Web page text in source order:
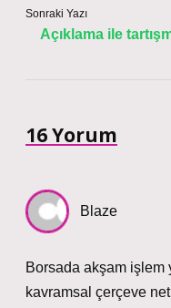
Sonraki Yazı
Açıklama ile
16 Yorum
Blaze
Borsada akşam işlem
kavramsal çerçeve